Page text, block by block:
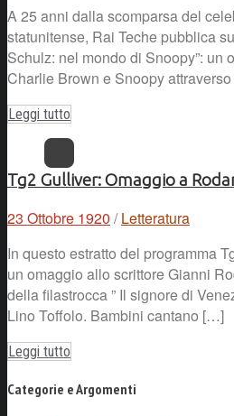
A 25 anni dalla scomparsa del
statunitense, Rai Teche pubblica
Schulz: nel mondo di Snoopy”: un
Charlie Brown e Snoopy
Leggi tutto
Tg2 Gulliver: Omaggio a
23 Ottobre 1920 / Letteratura
In questo estratto del programma
un omaggio allo scrittore Gianni
della filastrocca ” Il signore di
Lino Toffolo. Bambini cantano […]
Leggi tutto
Categorie e Argomenti